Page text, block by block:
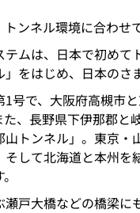
ンネル環境に合わせ
ムは、日本で初め
をはじめ、日本のさ
号で、大阪府高槻市
、長野県下伊那郡
トンネル」。東京
して北海道と本州
戸大橋などの橋梁に